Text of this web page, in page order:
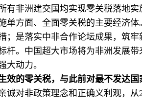
非洲建交国均实现零关税落地实
单方面、全面零关税的主要经济
；是落实中非合作论坛成果，筑
杆。中国超大市场将为非洲发展
大动力。
效的零关税，与此前对最不发达
对非政策理念和正确义利观，从